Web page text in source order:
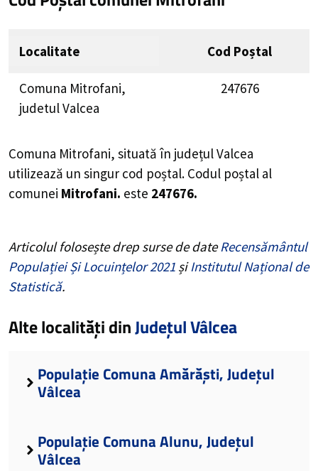
Localitate Cod Poștal
Comuna Mitrofani,
judetul Valcea
247676
Comuna Mitrofani, situată în județul Valcea
utilizează un singur cod poștal. Codul poștal al
comunei Mitrofani. este 247676.
Articolul folosește drep surse de dateRecensământul
Populației Și Locuințelor 2021 șiInstitutul Național de
Statistică.
Alte localități dinJudețul Vâlcea
Populație Comuna Amărăști, Județul
Vâlcea
Populație Comuna Alunu, Județul
Vâlcea